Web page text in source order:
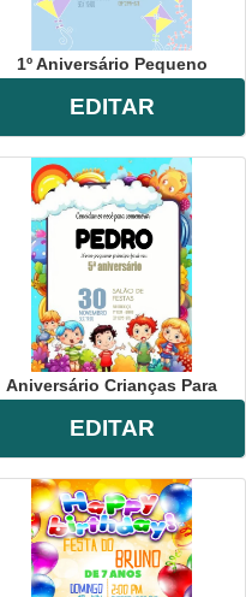
1º Aniversário Pequeno
EDITAR
Aniversário Crianças Para
EDITAR